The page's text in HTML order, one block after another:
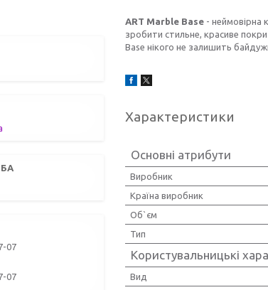
ART Marble Base - неймовірна
зробити стильне, красиве
Base нікого не залишить
Характеристики
Основні атрибути
Виробник
Країна виробник
Об`єм
Тип
Користувальницькі
Вид
07
07